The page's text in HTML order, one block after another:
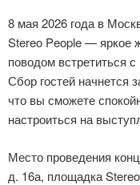
8 мая 2026 года в
Stereo People — яркое
поводом встретиться
Сбор гостей начнется
что вы сможете
настроиться на
Место проведения
д. 16а, площадка